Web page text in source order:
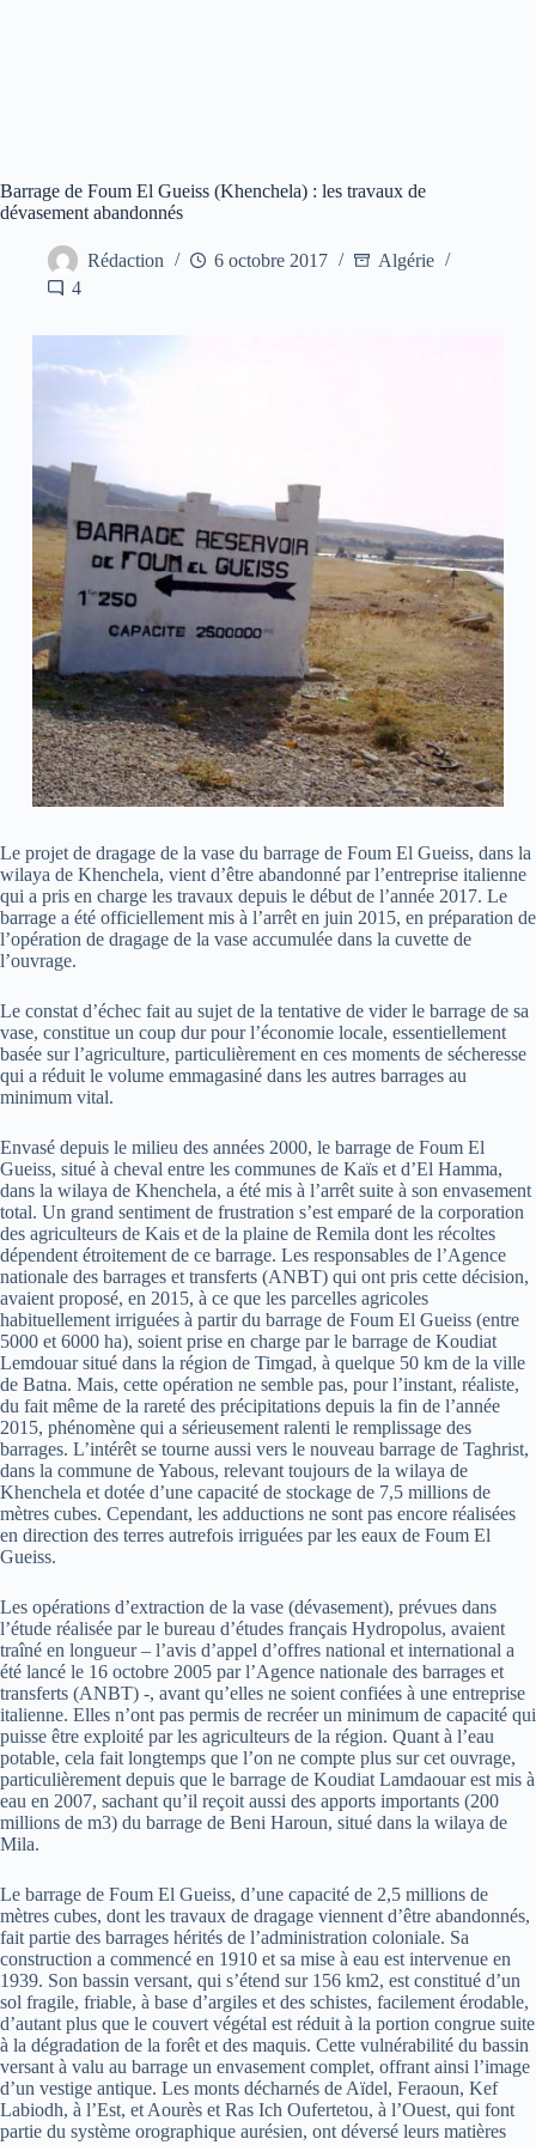
Barrage de Foum El Gueiss (Khenchela) : les travaux de
dévasement abandonnés
Rédaction 6 octobre 2017
Algérie
4
Le projet de dragage de la vase du barrage de Foum El Gueiss, dans la
wilaya de Khenchela, vient d’être abandonné par l’entreprise italienne
qui a pris en charge les travaux depuis le début de l’année 2017. Le
barrage a été officiellement mis à l’arrêt en juin 2015, en préparation de
l’opération de dragage de la vase accumulée dans la cuvette de
l’ouvrage.
Le constat d’échec fait au sujet de la tentative de vider le barrage de sa
vase, constitue un coup dur pour l’économie locale, essentiellement
basée sur l’agriculture, particulièrement en ces moments de sécheresse
qui a réduit le volume emmagasiné dans les autres barrages au
minimum vital.
Envasé depuis le milieu des années 2000, le barrage de Foum El
Gueiss, situé à cheval entre les communes de Kaïs et d’El Hamma,
dans la wilaya de Khenchela, a été mis à l’arrêt suite à son envasement
total. Un grand sentiment de frustration s’est emparé de la corporation
des agriculteurs de Kais et de la plaine de Remila dont les récoltes
dépendent étroitement de ce barrage. Les responsables de l’Agence
nationale des barrages et transferts (ANBT) qui ont pris cette décision,
avaient proposé, en 2015, à ce que les parcelles agricoles
habituellement irriguées à partir du barrage de Foum El Gueiss (entre
5000 et 6000 ha), soient prise en charge par le barrage de Koudiat
Lemdouar situé dans la région de Timgad, à quelque 50 km de la ville
de Batna. Mais, cette opération ne semble pas, pour l’instant, réaliste,
du fait même de la rareté des précipitations depuis la fin de l’année
2015, phénomène qui a sérieusement ralenti le remplissage des
barrages. L’intérêt se tourne aussi vers le nouveau barrage de Taghrist,
dans la commune de Yabous, relevant toujours de la wilaya de
Khenchela et dotée d’une capacité de stockage de 7,5 millions de
mètres cubes. Cependant, les adductions ne sont pas encore réalisées
en direction des terres autrefois irriguées par les eaux de Foum El
Gueiss.
Les opérations d’extraction de la vase (dévasement), prévues dans
l’étude réalisée par le bureau d’études français Hydropolus, avaient
traîné en longueur – l’avis d’appel d’offres national et international a
été lancé le 16 octobre 2005 par l’Agence nationale des barrages et
transferts (ANBT) -, avant qu’elles ne soient confiées à une entreprise
italienne. Elles n’ont pas permis de recréer un minimum de capacité qui
puisse être exploité par les agriculteurs de la région. Quant à l’eau
potable, cela fait longtemps que l’on ne compte plus sur cet ouvrage,
particulièrement depuis que le barrage de Koudiat Lamdaouar est mis à
eau en 2007, sachant qu’il reçoit aussi des apports importants (200
millions de m3) du barrage de Beni Haroun, situé dans la wilaya de
Mila.
Le barrage de Foum El Gueiss, d’une capacité de 2,5 millions de
mètres cubes, dont les travaux de dragage viennent d’être abandonnés,
fait partie des barrages hérités de l’administration coloniale. Sa
construction a commencé en 1910 et sa mise à eau est intervenue en
1939. Son bassin versant, qui s’étend sur 156 km2, est constitué d’un
sol fragile, friable, à base d’argiles et des schistes, facilement érodable,
d’autant plus que le couvert végétal est réduit à la portion congrue suite
à la dégradation de la forêt et des maquis. Cette vulnérabilité du bassin
versant à valu au barrage un envasement complet, offrant ainsi l’image
d’un vestige antique. Les monts décharnés de Aïdel, Feraoun, Kef
Labiodh, à l’Est, et Aourès et Ras Ich Oufertetou, à l’Ouest, qui font
partie du système orographique aurésien, ont déversé leurs matières